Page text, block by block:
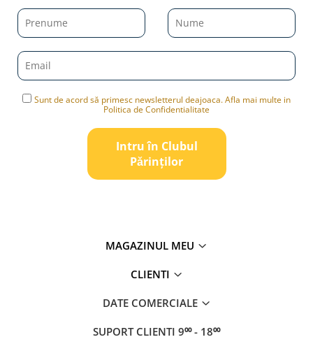
Sunt de acord să primesc newsletterul deajoaca. Afla mai multe in
Politica de Confidentialitate
Intru în Clubul
Pǎrinților
MAGAZINUL MEU
CLIENTI
DATE COMERCIALE
SUPORT CLIENTI 9⁰⁰ - 18⁰⁰